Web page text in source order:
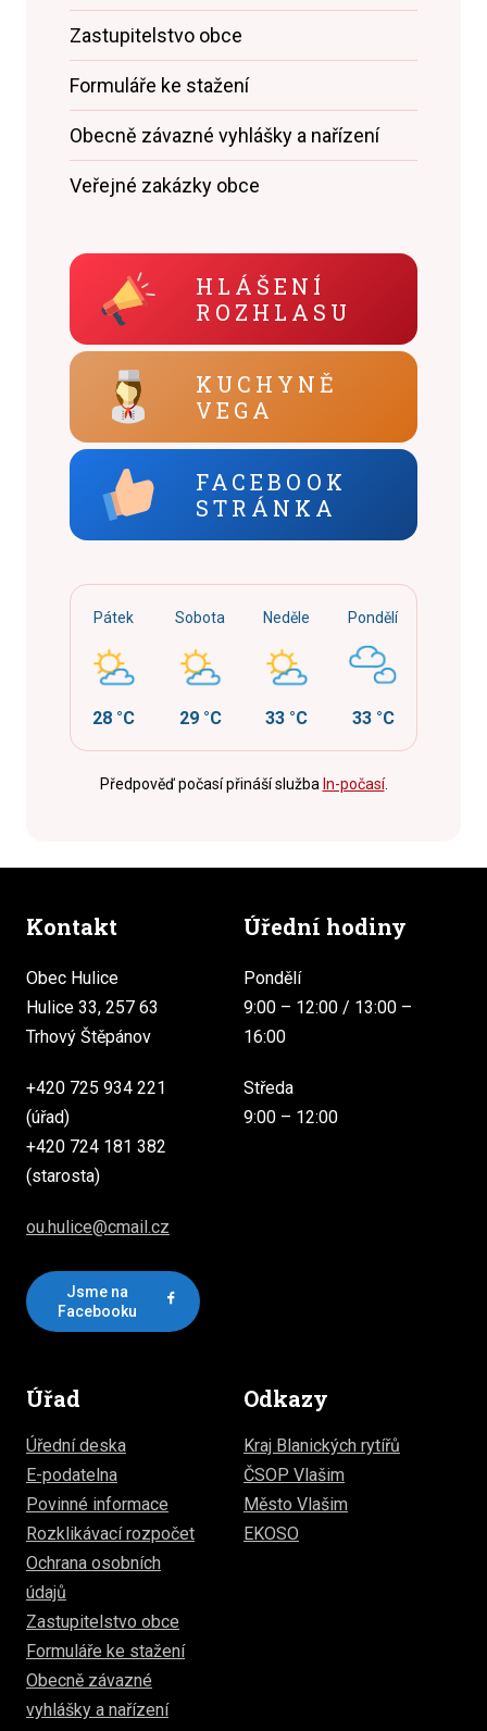
Zastupitelstvo obce
Formuláře ke stažení
Obecně závazné vyhlášky a nařízení
Veřejné zakázky obce
HLÁŠENÍ
ROZHLASU
KUCHYNĚ
VEGA
FACEBOOK
STRÁNKA
Pátek
28 °C
Sobota
29 °C
Neděle
33 °C
Pondělí
33 °C
Předpověď počasí přináší služba In-počasí.
Kontakt
Obec Hulice
Hulice 33, 257 63
Trhový Štěpánov
+420 725 934 221
(úřad)
+420 724 181 382
(starosta)
ou.hulice@cmail.cz
Jsme na
Facebooku
Úřední hodiny
Pondělí
9:00 – 12:00 / 13:00 –
16:00
Středa
9:00 – 12:00
Úřad
Úřední deska
E-podatelna
Povinné informace
Rozklikávací rozpočet
Ochrana osobních
údajů
Zastupitelstvo obce
Formuláře ke stažení
Obecně závazné
vyhlášky a nařízení
Odkazy
Kraj Blanických rytířů
ČSOP Vlašim
Město Vlašim
EKOSO